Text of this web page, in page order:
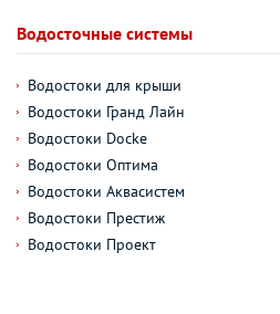
Водосточные системы
Водостоки для крыши
Водостоки Гранд Лайн
Водостоки Docke
Водостоки Оптима
Водостоки Аквасистем
Водостоки Престиж
Водостоки Проект